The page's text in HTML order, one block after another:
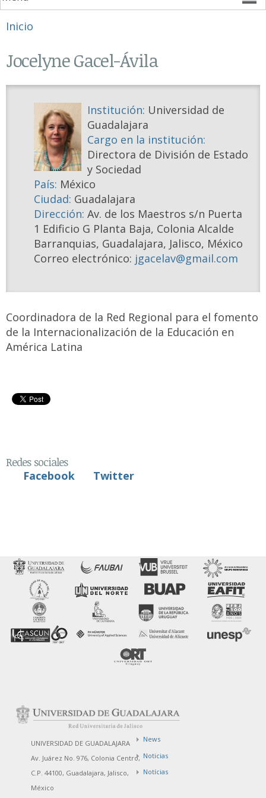
Se encuentra usted aquí
Inicio
Jocelyne Gacel-Ávila
Institución: Universidad de
Guadalajara
Cargo en la institución:
Directora de División de Estado
y Sociedad
País: México
Ciudad: Guadalajara
Dirección: Av. de los Maestros s/n Puerta
1 Edificio G Planta Baja, Colonia Alcalde
Barranquias, Guadalajara, Jalisco, México
Correo electrónico: jgacelav@gmail.com
Coordinadora de la Red Regional para el fomento
de la Internacionalización de la Educación en
América Latina
Redes sociales
Facebook
Twitter
UNIVERSIDAD DE GUADALAJARA
Av. Juárez No. 976, Colonia Centro,
C.P. 44100, Guadalajara, Jalisco,
México
News
Noticias
Notícias